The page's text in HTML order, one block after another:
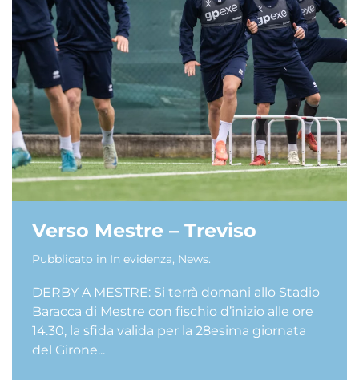
Verso Mestre – Treviso
Pubblicato in In evidenza, News.
DERBY A MESTRE: Si terrà domani allo Stadio
Baracca di Mestre con fischio d’inizio alle ore
14.30, la sfida valida per la 28esima giornata
del Girone...